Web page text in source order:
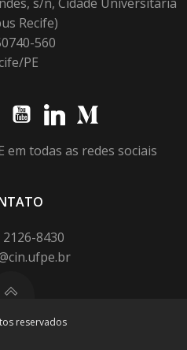
Recife)
560
PE
em todas as redes sociais
2126-8430
reservados